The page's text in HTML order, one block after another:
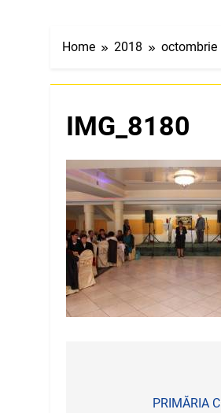
Home 2018 octombrie
IMG_8180
PRIMĂRIA